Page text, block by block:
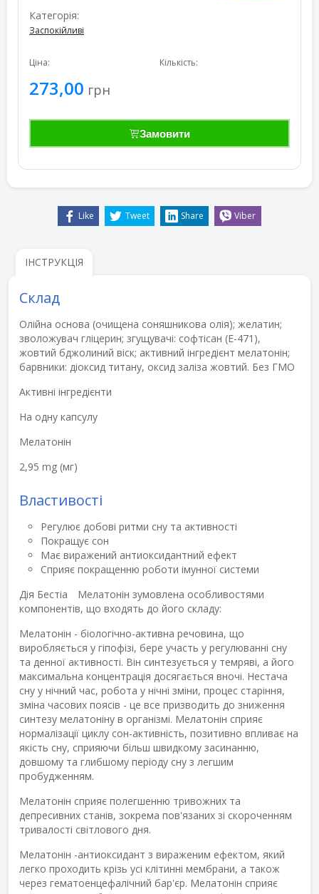
Категорія:
Заспокійливі
Ціна:
273,00 грн
Кількість:
Замовити
Like Tweet Share Viber
ІНСТРУКЦІЯ
Склад
Олійна основа (очищена соняшникова олія); желатин;
зволожувач гліцерин; згущувачі: софтісан (Е-471),
жовтий бджолиний віск; активний інгредієнт мелатонін;
барвники: діоксид титану, оксид заліза жовтий. Без ГМО
Активні інгредієнти
На одну капсулу
Мелатонін
2,95 mg (мг)
Властивості
Регулює добові ритми сну та активності
Покращує сон
Має виражений антиоксидантний ефект
Сприяє покращенню роботи імунної системи
Дія Бестіа Мелатонін зумовлена особливостями
компонентів, що входять до його складу:
Мелатонін - біологічно-активна речовина, що
виробляється у гіпофізі, бере участь у регулюванні сну
та денної активності. Він синтезується у темряві, а його
максимальна концентрація досягається вночі. Нестача
сну у нічний час, робота у нічні зміни, процес старіння,
зміна часових поясів - це все призводить до зниження
синтезу мелатоніну в організмі. Мелатонін сприяє
нормалізації циклу сон-активність, позитивно впливає на
якість сну, сприяючи більш швидкому засинанню,
довшому та глибшому періоду сну з легшим
пробудженням.
Мелатонін сприяє полегшенню тривожних та
депресивних станів, зокрема пов'язаних зі cкороченням
тривалості світлового дня.
Мелатонін -антиоксидант з вираженим ефектом, який
легко проходить крізь усі клітинні мембрани, а також
через гематоенцефалічний бар'єр. Мелатонін сприяє